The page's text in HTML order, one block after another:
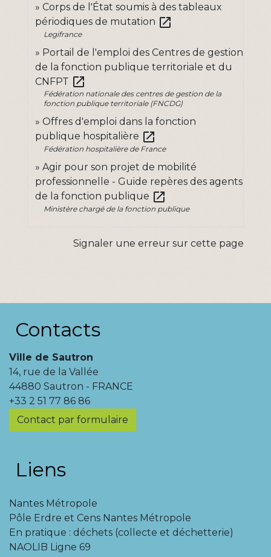
Corps de l'État soumis à des tableaux
périodiques de mutation open_in_new
Legifrance
Portail de l'emploi des Centres de gestion
de la fonction publique territoriale et du
CNFPT open_in_new
Fédération nationale des centres de gestion de la
fonction publique territoriale (FNCDG)
Offres d'emploi dans la fonction
publique hospitalière open_in_new
Fédération hospitalière de France
Agir pour son projet de mobilité
professionnelle - Guide repères des agents
de la fonction publique open_in_new
Ministère chargé de la fonction publique
Signaler une erreur sur cette page
Contacts
Ville de Sautron
14, rue de la Vallée
44880 Sautron - FRANCE
+33 2 51 77 86 86
Contact par formulaire
Liens
Nantes Métropole
Pôle Erdre et Cens Nantes Métropole
En pratique : déchets (collecte et déchetterie)
NAOLIB Ligne 69